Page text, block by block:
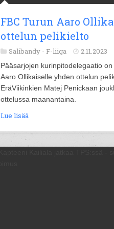
FBC Turun Aaro
ottelun pelikielto
Salibandy - F-liiga 2.11.2023
Pääsarjojen kurinpitodelegaatio
Aaro Ollikaiselle yhden ottelun
EräViikinkien Matej Penickaan
ottelussa maanantaina.
Lue lisää